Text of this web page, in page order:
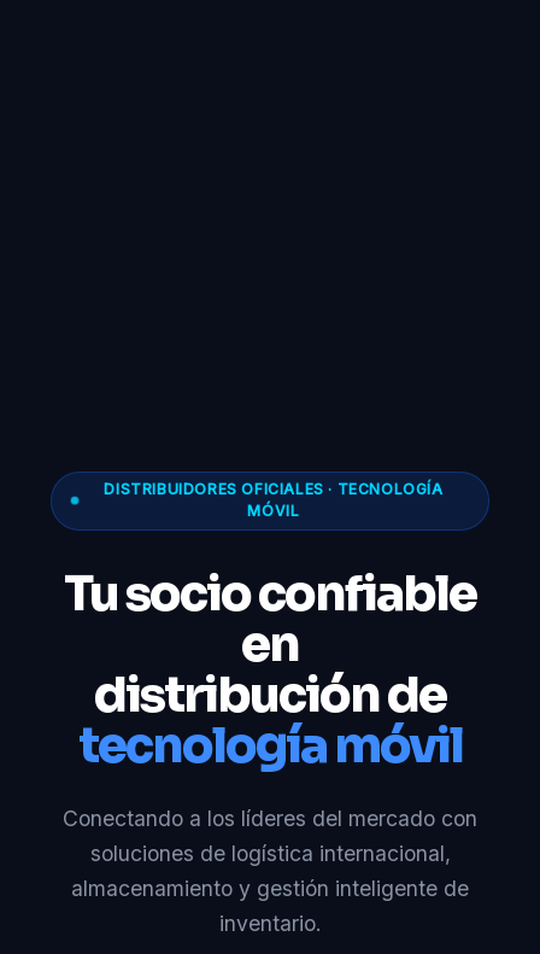
DISTRIBUIDORES OFICIALES · TECNOLOGÍA
MÓVIL
Tu socio confiable
en
distribución de
tecnología móvil
Conectando a los líderes del mercado con
soluciones de logística internacional,
almacenamiento y gestión inteligente de
inventario.